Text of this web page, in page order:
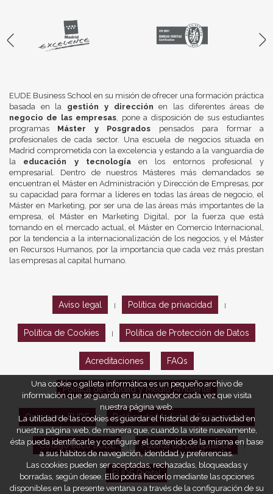
EUDE Business School en su misión de ofrecer una formación práctica
basada en la gestión y dirección en las diferentes áreas de
negocio de las empresas, pone a disposición de sus estudiantes
programas Máster y Posgrados pensados para formar a
profesionales de cada sector. Una escuela de negocios situada en
Madrid comprometida con la excelencia y estando a la vanguardia de
la educación y tecnologíaen los entornos profesional y
empresarial. Dentro de nuestros Másteres más demandados se
encuentran el Máster en Administración y Dirección de Empresas, por
su capacidad para formar a líderes en todas las áreas de negocio, el
Máster en Marketing, por ser una de las áreas más importantes de la
empresa, el Máster en Marketing Digital, por la fuerza que está
tomando en el mercado actual, el Máster en Comercio Internacional,
por la tendencia a la internacionalización de los negocios, y el Máster
en Recursos Humanos, por la importancia que cada vez más prestan
las empresas al capital humano.
Aviso legal Política de privacidad
Política de Cookies Política de Protección de Datos
Acreditaciones FAQs
Política de Calidad y Medio Ambiente
Opiniones EUDE Política de Marketing Responsable
Código ético EUDE | Política de compliance |
EUDE Digital
Una cookie o galleta informática es un pequeño archivo de
información que se guarda en su navegador cada vez que visita
nuestra página web.
La utilidad de las cookies es guardar el historial de su actividad en
nuestra página web, de manera que, cuando la visite nuevamente,
ésta pueda identificarle y configurar el contenido de la misma en base
a sus hábitos de navegación, identidad y preferencias.
Las cookies pueden ser aceptadas, rechazadas, bloqueadas y
borradas, según desee. Ello podrá hacerlo mediante las opciones
disponibles en la presente ventana o a través de la configuración de su